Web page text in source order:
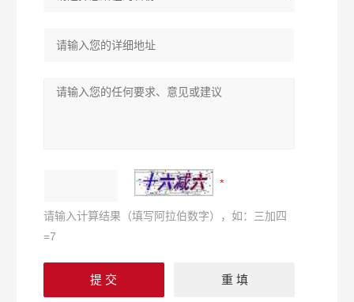
请输入计算结果（填写阿拉伯数字），如：三加四
=7